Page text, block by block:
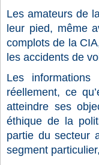
Les amateurs de
leur pied, même
complots de la
les accidents de
Les
réellement, ce
atteindre ses
éthique de la
partie du secteur
segment